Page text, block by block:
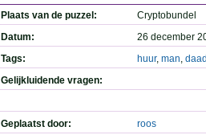
Plaats van de puzzel:
Cryptobundel
Datum:
26 december
Tags:
huur, man,
Gelijkluidende vragen:
Geplaatst door: roos